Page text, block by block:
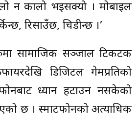
न कालो भइसक्यो । मोबाइल
रिसाउँछ, चिडीन्छ ।’
सामाजिक सञ्जाल टिकटक
डिजिटल गेमप्रतिको
ध्यान हटाउन नसकेको
छ । स्मार्टफोनको अत्याधिक